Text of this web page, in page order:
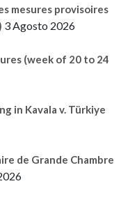
mesures provisoires
3 Agosto 2026
(week of 20 to 24
in Kavala v. Türkiye
de Grande Chambre